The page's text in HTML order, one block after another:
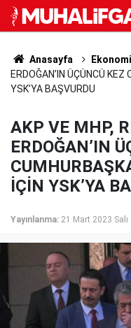
Anasayfa Ekonomi
ERDOĞAN’IN ÜÇÜNCÜ
YSK’YA BAŞVURDU
AKP VE MHP,
ERDOĞAN’IN
İÇİN YSK’YA
Yayınlanma: 21 Mart 2023 Salı